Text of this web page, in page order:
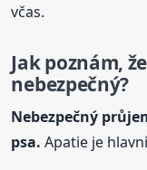
včas.
Jak poznám,
nebezpečný?
Nebezpečný
psa. Apatie je